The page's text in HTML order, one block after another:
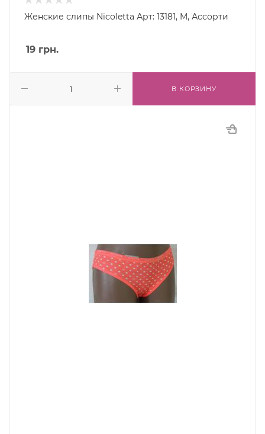
Женские слипы Nicoletta Арт: 13181, M, Ассорти
19 грн.
В КОРЗИНУ